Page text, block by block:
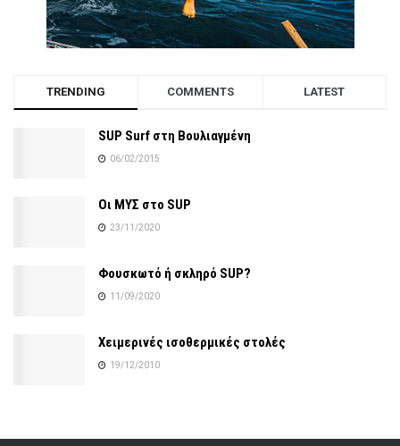
TRENDING COMMENTS LATEST
SUP Surf στη Βουλιαγμένη
06/02/2015
Οι ΜΥΣ στο SUP
23/11/2020
Φουσκωτό ή σκληρό SUP?
11/09/2020
Χειμερινές ισοθερμικές στολές
19/12/2010